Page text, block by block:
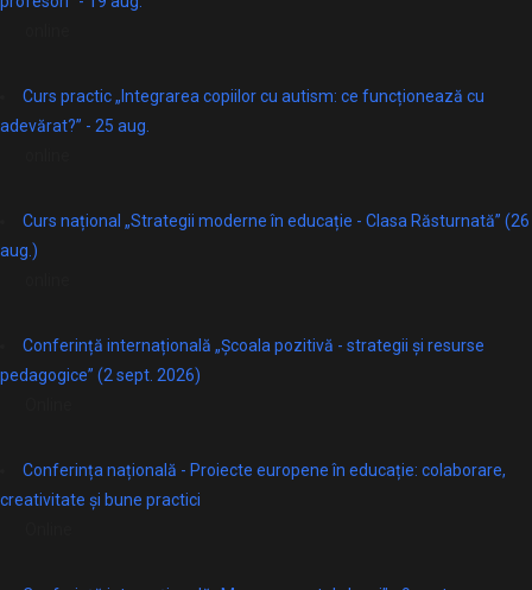
Curs practic „Integrarea copiilor cu autism: ce funcționează cu
adevărat?” - 25 aug.
Curs național „Strategii moderne în educație - Clasa Răsturnată” (26
aug.)
Conferință internațională „Școala pozitivă - strategii și resurse
pedagogice” (2 sept. 2026)
Conferința națională - Proiecte europene în educație: colaborare,
creativitate și bune practici